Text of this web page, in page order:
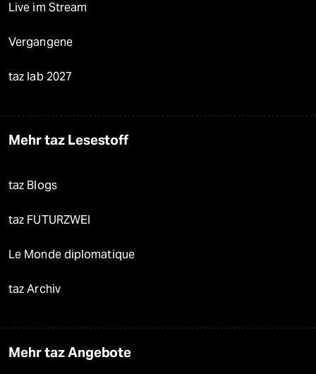
Live im Stream
Vergangene
taz lab 2027
Mehr taz Lesestoff
taz Blogs
taz FUTURZWEI
Le Monde diplomatique
taz Archiv
Mehr taz Angebote